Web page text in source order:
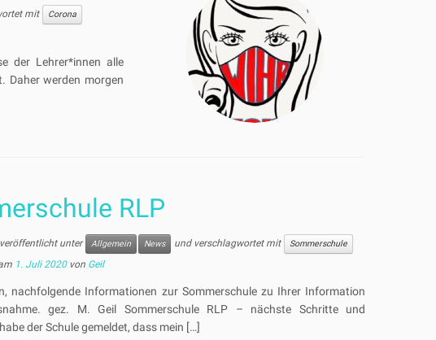
mit
Corona
der Lehrer*innen alle
Daher werden morgen
RLP
unter Allgemein News und verschlagwortet mit
Sommerschule
1. Juli 2020 von Geil
nachfolgende Informationen zur Sommerschule zu Ihrer Information
gez. M. Geil Sommerschule RLP – nächste Schritte und
der Schule gemeldet, dass mein […]